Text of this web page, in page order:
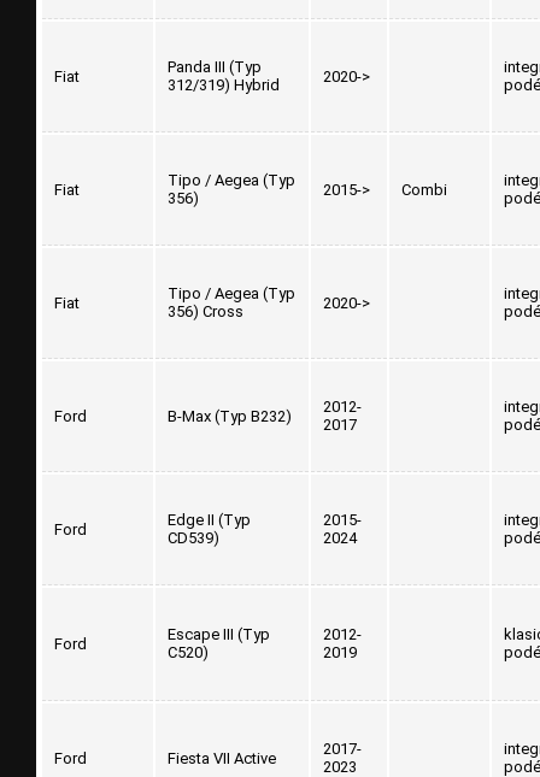
Fiat
Panda III (Typ
312/319) Hybrid
2020->
Fiat
Tipo / Aegea (Typ
356)
2015-> Combi
Fiat
Tipo / Aegea (Typ
356) Cross
2020->
Ford B-Max (Typ B232)
2012-
2017
Ford
Edge II (Typ
CD539)
2015-
2024
Ford
Escape III (Typ
C520)
2012-
2019
Ford Fiesta VII Active
2017-
2023